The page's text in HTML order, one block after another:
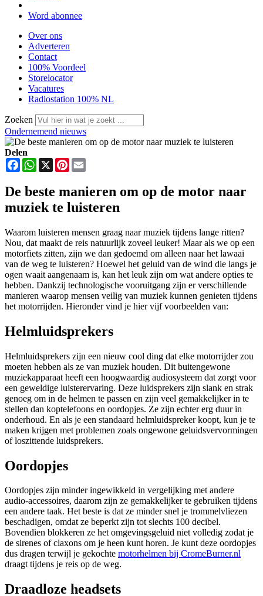
Word abonnee
Over ons
Adverteren
Contact
100% Voordeel
Storelocator
Vacatures
Radiostation 100% NL
Zoeken
Ondernemend nieuws
Delen
FacebookWhatsApp
X Pinterest
De beste manieren om op de motor naar
muziek te luisteren
Waarom luisteren mensen graag naar muziek tijdens lange ritten?
Nou, dat maakt de reis natuurlijk zoveel leuker! Maar als we op een
motorfiets zitten, zijn we dan gedoemd om alleen naar het lawaai
van de weg te luisteren? Hoewel het geluid van de wind die langs je
ogen waait aangenaam is, kan het leuk zijn om wat andere opties te
hebben. Dankzij technologische vooruitgang zijn er verschillende
manieren waarop mensen veilig van muziek kunnen genieten tijdens
het motorrijden. Hieronder vind je hier vijf voorbeelden van:
Helmluidsprekers
Helmluidsprekers zijn een nieuw cool ding dat elke motorrijder zou
moeten hebben als ze van muziek houden. Dit buitengewone
muziekapparaat heeft een hoogwaardig audiosysteem dat zorgt voor
een geweldige luisterervaring. Deze luidsprekers zijn slank en strak
genoeg om in de helmen te passen en zijn veel gemakkelijker in te
stellen dan koptelefoons en oordopjes. Ze zijn echter erg duur in
onderhoud. En als je een standaard helmluidspreker koopt, kun je te
maken krijgen met problemen zoals ongewone geluidsvervormingen
of loszittende luidsprekers.
Oordopjes
Oordopjes zijn minder ingewikkeld in vergelijking met andere
audio-accessoires, daarom zijn ze gemakkelijker te gebruiken tijdens
een andere taak. Het beste is dat ze minder snel je trommelvliezen
beschadigen, omdat ze beperkt zijn tot slechts 100 decibel.
Bovendien blokkeren ze het omgevingsgeluid niet volledig zodat je
de sirenes of claxons om je heen kunt horen. Je kunt deze oordopjes
dus dragen terwijl je gekochte motorhelmen bij CromeBurner.nl
draagt tijdens je reis op de weg.
Draadloze headsets